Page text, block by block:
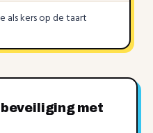
als kers op de taart
met